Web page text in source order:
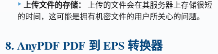
上传文件的存储：
上传的文件会在其服务器上存储很短
的时间，这可能是拥有机密文件的用户所关心的问题。
8. AnyPDF PDF 到 EPS 转换器